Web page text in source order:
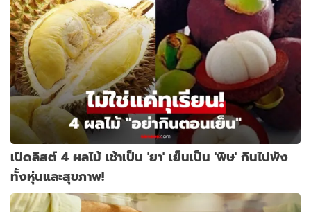
เปิดลิสต์ 4 ผลไม้ เช้าเป็น 'ยา' เย็นเป็น 'พิษ' กินไปพัง
ทั้งหุ่นและสุขภาพ!